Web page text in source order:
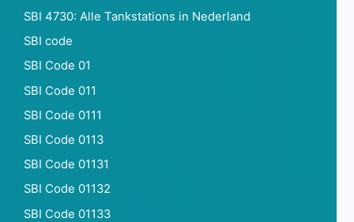
SBI 4730: Alle Tankstations in Nederland
SBI code
SBI Code 01
SBI Code 011
SBI Code 0111
SBI Code 0113
SBI Code 01131
SBI Code 01132
SBI Code 01133